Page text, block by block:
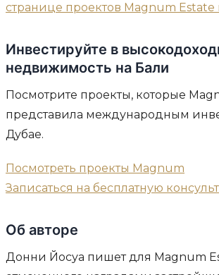
странице проектов Magnum Estate
Инвестируйте в
недвижимость на Бали
Посмотрите проекты, которые
представила международным
Дубае.
Посмотреть проекты Magnum
Записаться на бесплатную
Об авторе
Донни Йосуа пишет для Magnum